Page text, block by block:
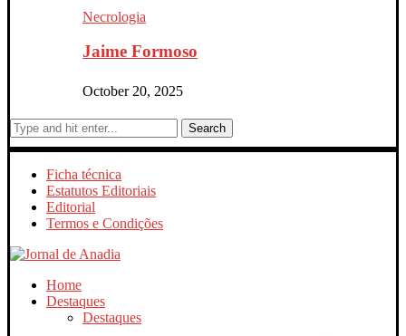
Necrologia
Jaime Formoso
October 20, 2025
Search
Ficha técnica
Estatutos Editoriais
Editorial
Termos e Condições
Home
Destaques
Destaques